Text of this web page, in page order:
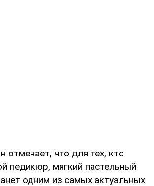
отмечает, что для тех, кто
педикюр, мягкий пастельный
одним из самых актуальных